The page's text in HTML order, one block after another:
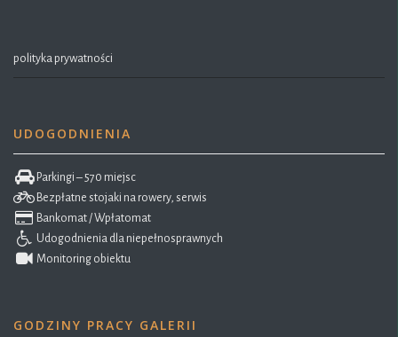
polityka prywatności
UDOGODNIENIA
Parkingi – 570 miejsc
Bezpłatne stojaki na rowery, serwis
Bankomat / Wpłatomat
Udogodnienia dla niepełnosprawnych
Monitoring obiektu
GODZINY PRACY GALERII